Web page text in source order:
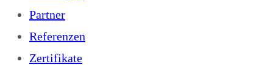
Partner
Referenzen
Zertifikate